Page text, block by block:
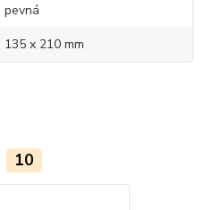
pevná
135 x 210 mm
10